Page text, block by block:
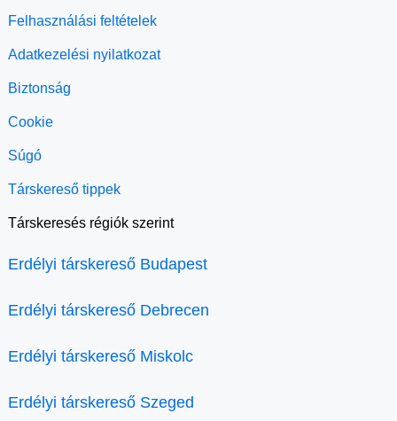
Felhasználási feltételek
Adatkezelési nyilatkozat
Biztonság
Cookie
Súgó
Társkereső tippek
Társkeresés régiók szerint
Erdélyi társkereső Budapest
Erdélyi társkereső Debrecen
Erdélyi társkereső Miskolc
Erdélyi társkereső Szeged